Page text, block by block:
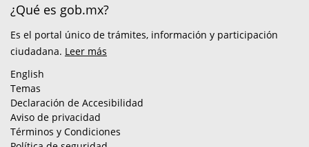
¿Qué es gob.mx?
Es el portal único de trámites, información y participación
ciudadana. Leer más
English
Temas
Declaración de Accesibilidad
Aviso de privacidad
Términos y Condiciones